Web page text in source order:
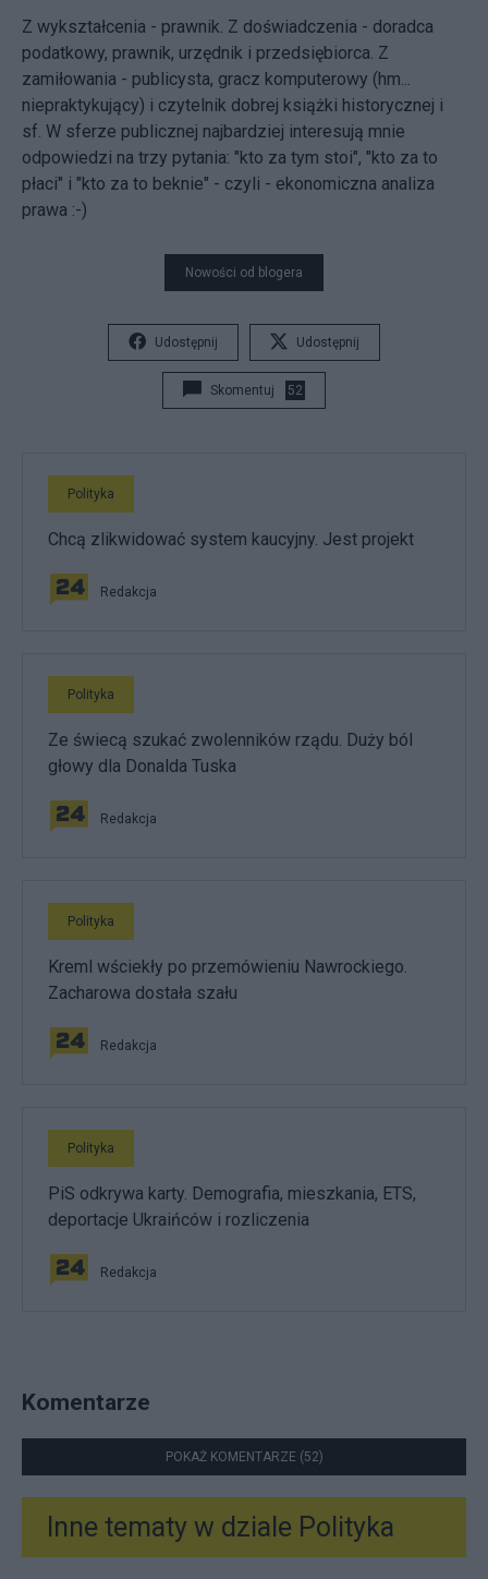
Z wykształcenia - prawnik. Z doświadczenia - doradca
podatkowy, prawnik, urzędnik i przedsiębiorca. Z
zamiłowania - publicysta, gracz komputerowy (hm...
niepraktykujący) i czytelnik dobrej książki historycznej i
sf. W sferze publicznej najbardziej interesują mnie
odpowiedzi na trzy pytania: "kto za tym stoi", "kto za to
płaci" i "kto za to beknie" - czyli - ekonomiczna analiza
prawa :-)
Nowości od blogera
Udostępnij Udostępnij
Skomentuj 52
Polityka
Chcą zlikwidować system kaucyjny. Jest projekt
Redakcja
Polityka
Ze świecą szukać zwolenników rządu. Duży ból
głowy dla Donalda Tuska
Redakcja
Polityka
Kreml wściekły po przemówieniu Nawrockiego.
Zacharowa dostała szału
Redakcja
Polityka
PiS odkrywa karty. Demografia, mieszkania, ETS,
deportacje Ukraińców i rozliczenia
Redakcja
Komentarze
POKAŻ KOMENTARZE (52)
Inne tematy w dziale Polityka